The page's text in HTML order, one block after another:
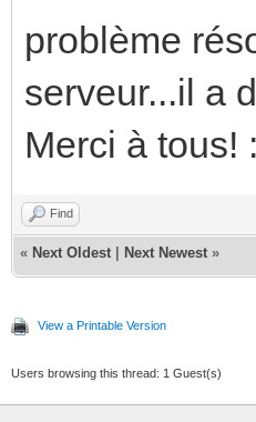
problème
serveur...il a
Merci à tous!
Find
« Next Oldest Next Newest »
View a Printable Version
Users browsing this thread: 1 Guest(s)